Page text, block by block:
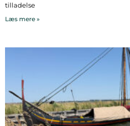
tilladelse
Læs mere »